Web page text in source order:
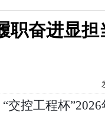
职奋进显
交控工程杯